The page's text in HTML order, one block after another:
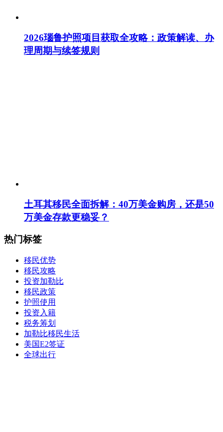
2026瑙鲁护照项目获取全攻略：政策解读、办
理周期与续签规则
土耳其移民全面拆解：40万美金购房，还是50
万美金存款更稳妥？
热门标签
移民优势
移民攻略
投资加勒比
移民政策
护照使用
投资入籍
税务筹划
加勒比移民生活
美国E2签证
全球出行